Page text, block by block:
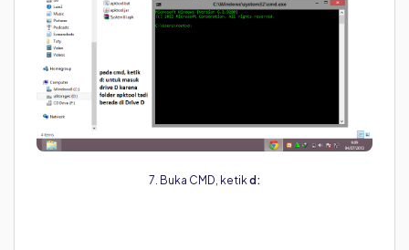
7. Buka CMD, ketik d: